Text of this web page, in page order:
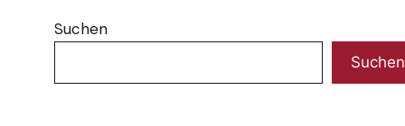
Suchen
Suchen